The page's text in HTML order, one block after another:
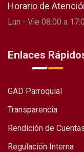
Horario de
Lun - Vie 08:00 a
Enlaces
GAD Parroquial
Transparencia
Rendición de
Regulación Interna